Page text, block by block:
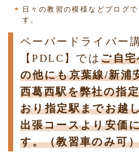
日々の教習の模様などブログ
す。
ペーパードライバー
【PDLC】ではご自
の他にも京葉線/新浦
西葛西駅を弊社の指
おり指定駅までお越
出張コースより安価
す。（教習車のみ可